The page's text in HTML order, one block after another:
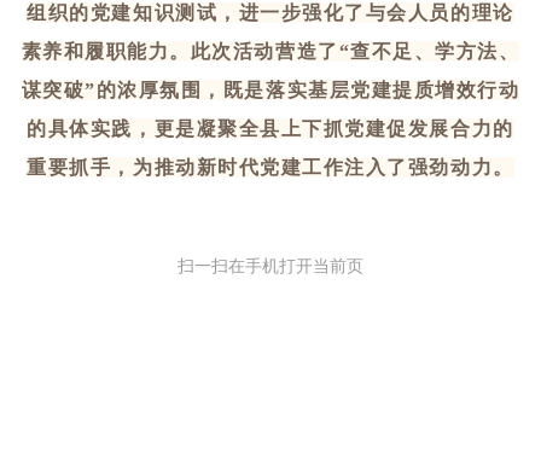
组织的党建知识测试，进一步强化了与会人员的理论
素养和履职能力。此次活动营造了“查不足、学方法、
谋突破”的浓厚氛围，既是落实基层党建提质增效行动
的具体实践，更是凝聚全县上下抓党建促发展合力的
重要抓手，为推动新时代党建工作注入了强劲动力。
扫一扫在手机打开当前页